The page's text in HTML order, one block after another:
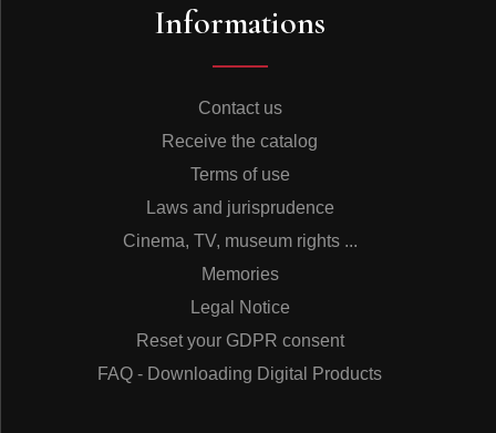
Informations
Contact us
Receive the catalog
Terms of use
Laws and jurisprudence
Cinema, TV, museum rights ...
Memories
Legal Notice
Reset your GDPR consent
FAQ - Downloading Digital Products